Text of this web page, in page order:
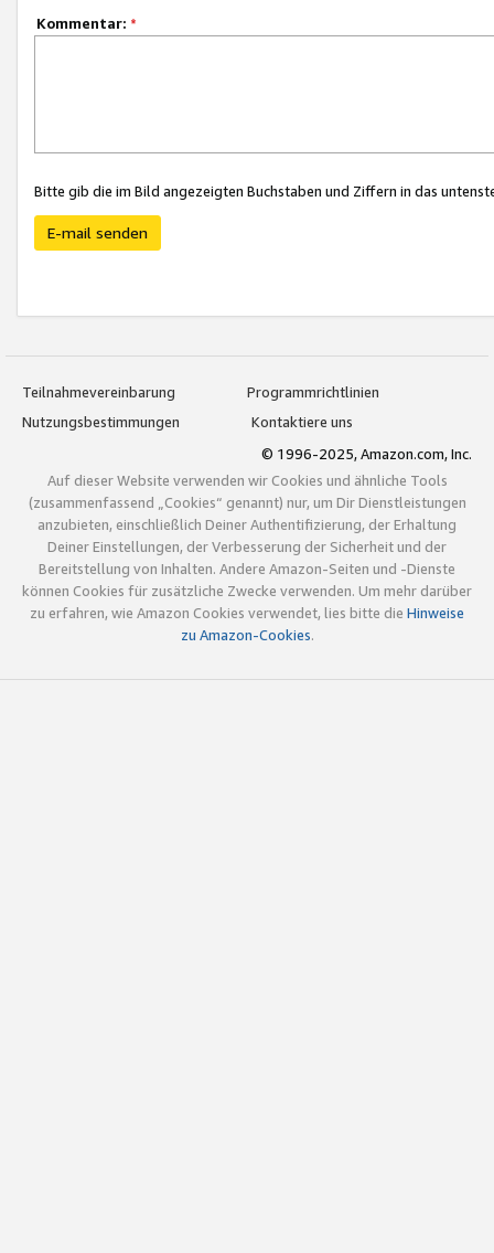
Kommentar: *
Bitte gib die im Bild angezeigten Buchstaben und Ziffern in das
E-mail senden
Teilnahmevereinbarung
Programmrichtlinien
Nutzungsbestimmungen
Kontaktiere uns
© 1996-2025, Amazon.com, Inc.
Auf dieser Website verwenden wir Cookies und ähnliche Tools
(zusammenfassend „Cookies“ genannt) nur, um Dir Dienstleistungen
anzubieten, einschließlich Deiner Authentifizierung, der Erhaltung
Deiner Einstellungen, der Verbesserung der Sicherheit und der
Bereitstellung von Inhalten. Andere Amazon-Seiten und -Dienste
können Cookies für zusätzliche Zwecke verwenden. Um mehr darüber
zu erfahren, wie Amazon Cookies verwendet, lies bitte die Hinweise
zu Amazon-Cookies.